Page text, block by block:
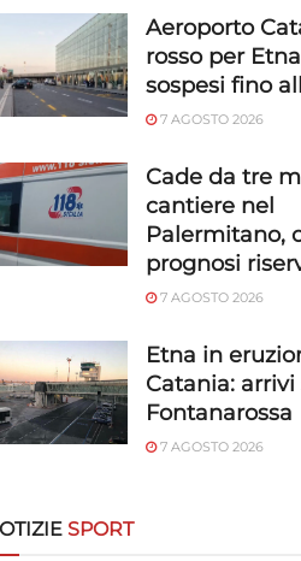
Aeroporto
rosso per
sospesi fino
7 AGOSTO 2026
Cade da tre
cantiere nel
Palermitano,
prognosi
7 AGOSTO 2026
Etna in
Catania: arrivi
Fontanarossa
7 AGOSTO 2026
SPORT